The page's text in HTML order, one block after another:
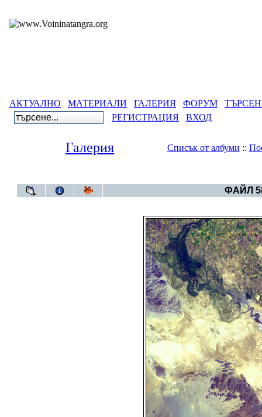
АКТУАЛНО МАТЕРИАЛИ ГАЛЕРИЯ ФОРУМ
РЕГИСТРАЦИЯ
ВХОД
Галерия Списък от албуми ::
ФАЙЛ